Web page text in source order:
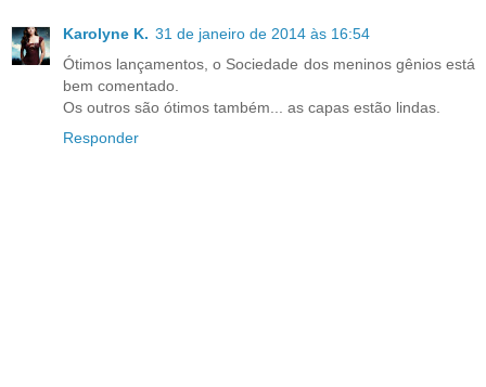
Karolyne K. 31 de janeiro de 2014 às 16:54
Ótimos lançamentos, o Sociedade dos meninos gênios está
bem comentado.
Os outros são ótimos também... as capas estão lindas.
Responder